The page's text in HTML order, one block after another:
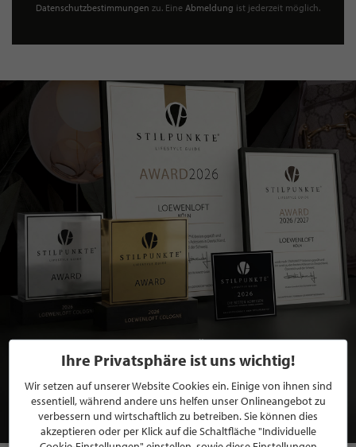
Datenschutzbestimmungen zu. Eine Abmeldung ist jederzeit möglich.
BEWERBEN SIE SICH FÜR EINE GRATIS
MITGLIEDSCHAFT BEI STILPUNKTE®
JETZT GRATIS BEWERBEN
Ihre Privatsphäre ist uns wichtig!
Wir setzen auf unserer Website Cookies ein. Einige von ihnen sind
essentiell, während andere uns helfen unser Onlineangebot zu
verbessern und wirtschaftlich zu betreiben. Sie können dies
akzeptieren oder per Klick auf die Schaltfläche "Individuelle